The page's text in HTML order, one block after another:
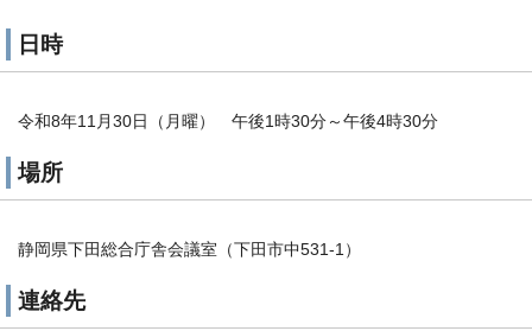
日時
令和8年11月30日（月曜） 午後1時30分～午後4時30分
場所
静岡県下田総合庁舎会議室（下田市中531-1）
連絡先